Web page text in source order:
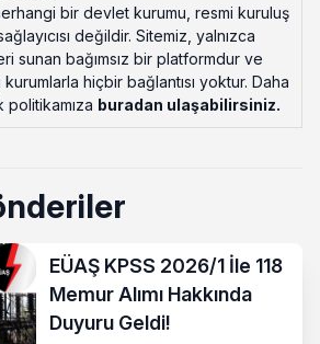
bir devlet kurumu, resmi kuruluş
değildir. Sitemiz, yalnızca
sunan bağımsız bir platformdur ve
hiçbir bağlantısı yoktur. Daha
buradan ulaşabilirsiniz.
EÜAŞ KPSS 2026/1 İle 118
Memur Alımı Hakkında
Duyuru Geldi!